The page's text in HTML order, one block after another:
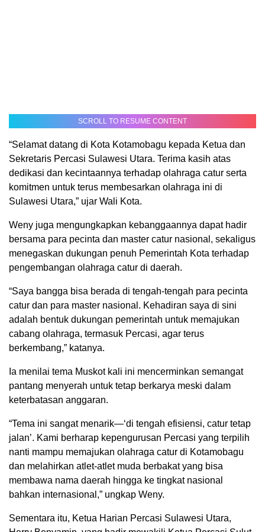
SCROLL TO RESUME CONTENT
“Selamat datang di Kota Kotamobagu kepada Ketua dan
Sekretaris Percasi Sulawesi Utara. Terima kasih atas
dedikasi dan kecintaannya terhadap olahraga catur serta
komitmen untuk terus membesarkan olahraga ini di
Sulawesi Utara,” ujar Wali Kota.
Weny juga mengungkapkan kebanggaannya dapat hadir
bersama para pecinta dan master catur nasional, sekaligus
menegaskan dukungan penuh Pemerintah Kota terhadap
pengembangan olahraga catur di daerah.
“Saya bangga bisa berada di tengah-tengah para pecinta
catur dan para master nasional. Kehadiran saya di sini
adalah bentuk dukungan pemerintah untuk memajukan
cabang olahraga, termasuk Percasi, agar terus
berkembang,” katanya.
Ia menilai tema Muskot kali ini mencerminkan semangat
pantang menyerah untuk tetap berkarya meski dalam
keterbatasan anggaran.
“Tema ini sangat menarik—‘di tengah efisiensi, catur tetap
jalan’. Kami berharap kepengurusan Percasi yang terpilih
nanti mampu memajukan olahraga catur di Kotamobagu
dan melahirkan atlet-atlet muda berbakat yang bisa
membawa nama daerah hingga ke tingkat nasional
bahkan internasional,” ungkap Weny.
Sementara itu, Ketua Harian Percasi Sulawesi Utara,